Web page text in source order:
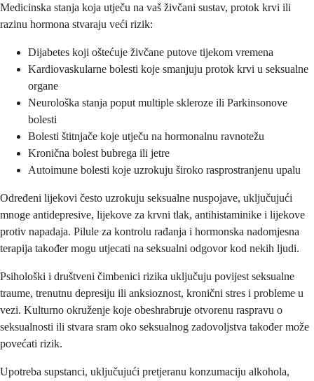
Medicinska stanja koja utječu na vaš živčani sustav, protok krvi ili
razinu hormona stvaraju veći rizik:
Dijabetes koji oštećuje živčane putove tijekom vremena
Kardiovaskularne bolesti koje smanjuju protok krvi u seksualne
organe
Neurološka stanja poput multiple skleroze ili Parkinsonove
bolesti
Bolesti štitnjače koje utječu na hormonalnu ravnotežu
Kronična bolest bubrega ili jetre
Autoimune bolesti koje uzrokuju široko rasprostranjenu upalu
Određeni lijekovi često uzrokuju seksualne nuspojave, uključujući
mnoge antidepresive, lijekove za krvni tlak, antihistaminike i lijekove
protiv napadaja. Pilule za kontrolu rađanja i hormonska nadomjesna
terapija također mogu utjecati na seksualni odgovor kod nekih ljudi.
Psihološki i društveni čimbenici rizika uključuju povijest seksualne
traume, trenutnu depresiju ili anksioznost, kronični stres i probleme u
vezi. Kulturno okruženje koje obeshrabruje otvorenu raspravu o
seksualnosti ili stvara sram oko seksualnog zadovoljstva također može
povećati rizik.
Upotreba supstanci, uključujući pretjeranu konzumaciju alkohola,